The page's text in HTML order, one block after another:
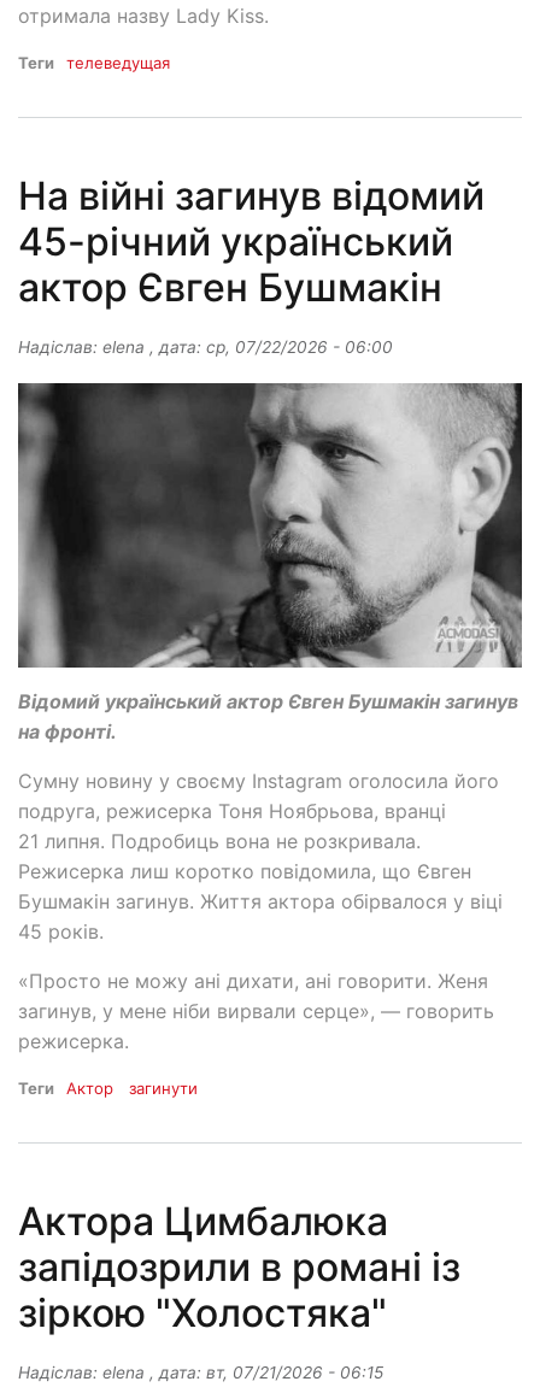
отримала назву Lady Kiss.
Теги телеведущая
На війні загинув відомий
45-річний український
актор Євген Бушмакін
Надіслав: elena , дата: ср, 07/22/2026 - 06:00
Відомий український актор Євген Бушмакін загинув
на фронті.
Сумну новину у своєму Instagram оголосила його
подруга, режисерка Тоня Ноябрьова, вранці
21 липня. Подробиць вона не розкривала.
Режисерка лиш коротко повідомила, що Євген
Бушмакін загинув. Життя актора обірвалося у віці
45 років.
«Просто не можу ані дихати, ані говорити. Женя
загинув, у мене ніби вирвали серце», — говорить
режисерка.
Теги Актор загинути
Актора Цимбалюка
запідозрили в романі із
зіркою "Холостяка"
Надіслав: elena , дата: вт, 07/21/2026 - 06:15